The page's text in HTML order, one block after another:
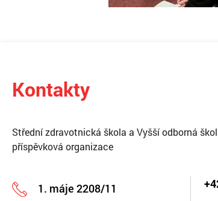
Kontakty
Střední zdravotnická škola a Vyšší odborná
příspěvková organizace
1. máje 2208/11